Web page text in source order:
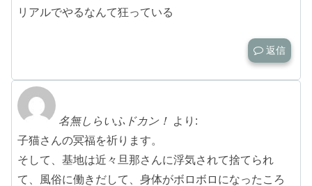
リアルでやるなんて狂っている
返信
名無しらいふドカン！ より:
子猫さんの冥福を祈ります。
そして、基地は近々旦那さんに浮気されて捨てられ
て、風俗に働きだして、身体がボロボロになったころ